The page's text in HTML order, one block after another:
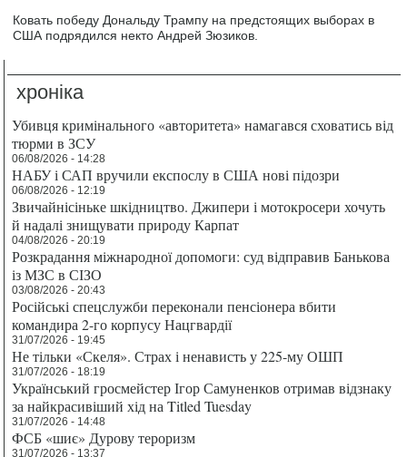
Ковать победу Дональду Трампу на предстоящих выборах в
США подрядился некто Андрей Зюзиков.
хроніка
Убивця кримінального «авторитета» намагався сховатись від
тюрми в ЗСУ
06/08/2026 - 14:28
НАБУ і САП вручили експослу в США нові підозри
06/08/2026 - 12:19
Звичайнісіньке шкідництво. Джипери і мотокросери хочуть
й надалі знищувати природу Карпат
04/08/2026 - 20:19
Розкрадання міжнародної допомоги: суд відправив Банькова
із МЗС в СІЗО
03/08/2026 - 20:43
Російські спецслужби переконали пенсіонера вбити
командира 2-го корпусу Нацгвардії
31/07/2026 - 19:45
Не тільки «Скеля». Страх і ненависть у 225-му ОШП
31/07/2026 - 18:19
Український гросмейстер Ігор Самуненков отримав відзнаку
за найкрасивіший хід на Titled Tuesday
31/07/2026 - 14:48
ФСБ «шиє» Дурову тероризм
31/07/2026 - 13:37